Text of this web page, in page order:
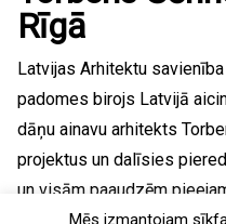
Rīgā
Latvijas Arhitektu
padomes birojs Latvijā
dāņu ainavu arhitekts
projektus un dalīsies
un visām paaudzēm
Mēs izmantojam